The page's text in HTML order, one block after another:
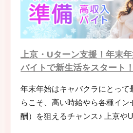
上京・Uターン支援！年末
バイトで新生活をスタート！
年末年始はキャバクラにとって
らこそ、高い時給やら各種イン
酬）を狙えるチャンス♪ 上京や